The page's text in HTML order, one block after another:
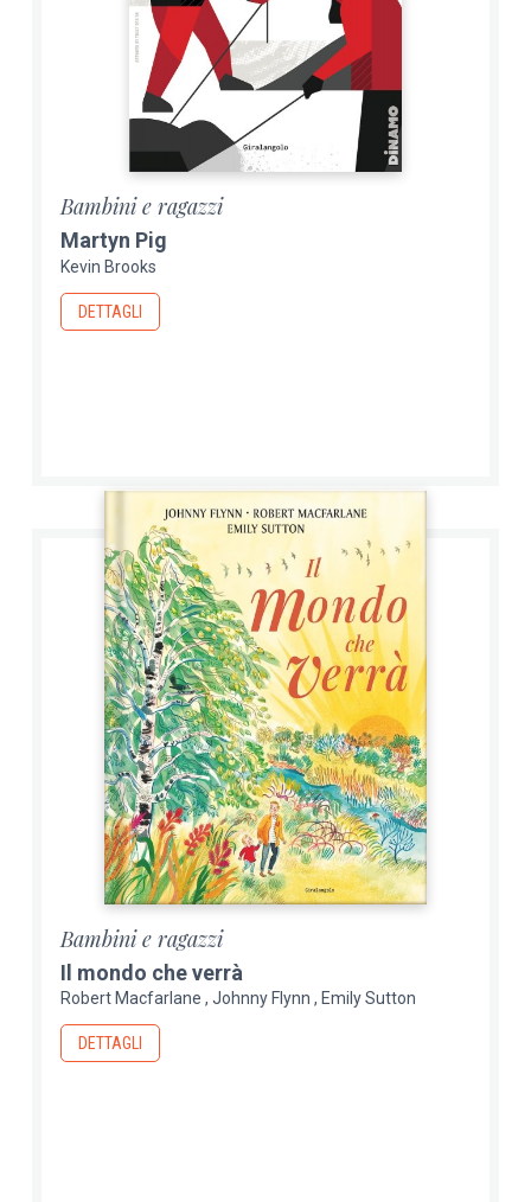
Bambini e ragazzi
Martyn Pig
Kevin Brooks
DETTAGLI
Bambini e ragazzi
Il mondo che verrà
Robert Macfarlane Johnny Flynn Emily Sutton
DETTAGLI